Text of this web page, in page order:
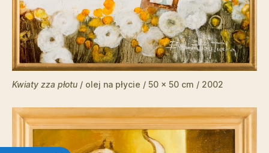
Kwiaty zza płotu / olej na płycie / 50 x 50 cm / 2002